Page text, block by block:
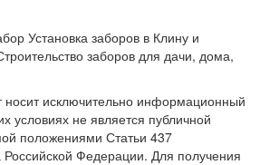
Установка заборов в Клину и
заборов для дачи, дома,
носит исключительно информационный
условиях не является публичной
положениями Статьи 437
Российской Федерации. Для получения